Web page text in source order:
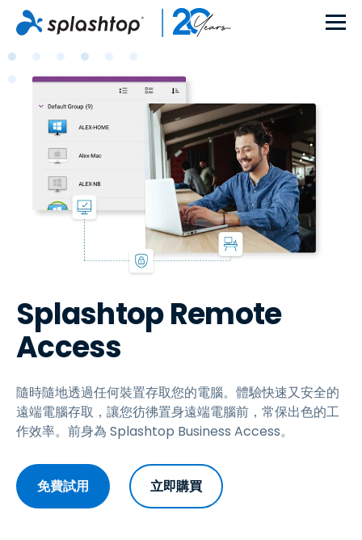
Splashtop Remote
Access
隨時隨地透過任何裝置存取您的電腦。體驗快速又安全的
遠端電腦存取，讓您彷彿置身遠端電腦前，常保出色的工
作效率。前身為 Splashtop Business Access。
免費試用 立即購買